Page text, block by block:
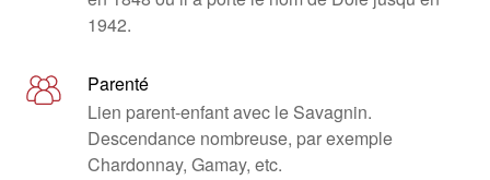
1942.
Parenté
Lien parent-enfant avec le Savagnin.
Descendance nombreuse, par exemple
Chardonnay, Gamay, etc.